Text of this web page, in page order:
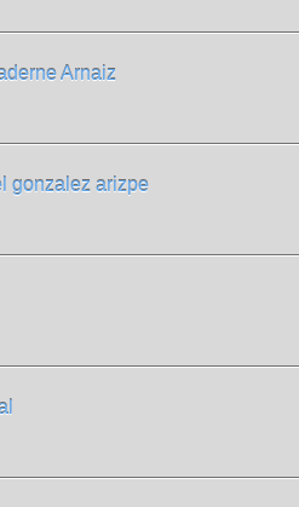
Arnaiz
gonzalez arizpe